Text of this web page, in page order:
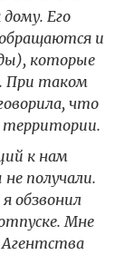
Его
и
которые
При таком
что
территории.
к нам
получали.
обзвонил
Мне
Агентства